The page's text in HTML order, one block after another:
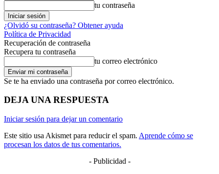
tu contraseña
¿Olvidó su contraseña? Obtener ayuda
Política de Privacidad
Recuperación de contraseña
Recupera tu contraseña
tu correo electrónico
Se te ha enviado una contraseña por correo electrónico.
DEJA UNA RESPUESTA
Iniciar sesión para dejar un comentario
Este sitio usa Akismet para reducir el spam. Aprende cómo se
procesan los datos de tus comentarios.
- Publicidad -